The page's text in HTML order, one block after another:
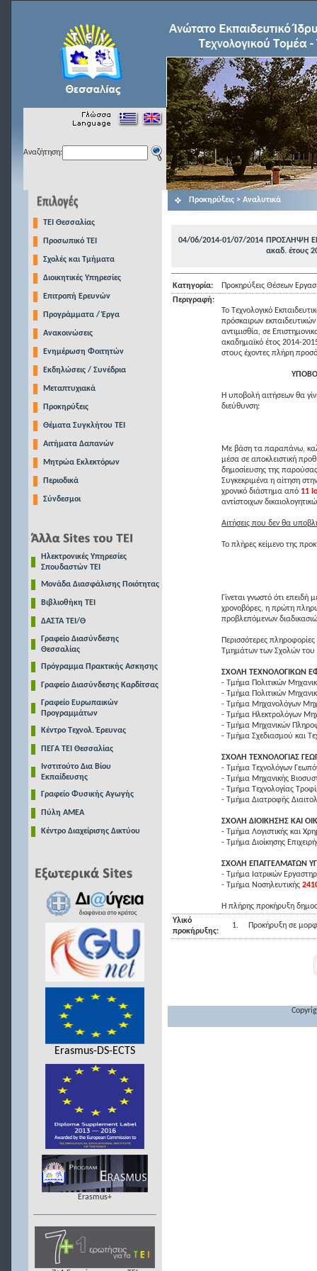
Αναζήτηση:
TEI Θεσσαλίας
Προσωπικό ΤΕΙ
Σχολές και Τμήματα
Διοικητικές Υπηρεσίες
Επιτροπή Ερευνών
Προγράμματα / Έργα
Ανακοινώσεις
Ενημέρωση Φοιτητών
Εκδηλώσεις / Συνέδρια
Μεταπτυχιακά
Προκηρύξεις
Θέματα Συγκλήτου ΤΕΙ
Αιτήματα Δαπανών
Μητρώα Εκλεκτόρων
Περιοδικά
Σύνδεσμοι
Ηλεκτρονικές Υπηρεσίες
Σπουδαστών ΤΕΙ
Μονάδα Διασφάλισης Ποιότητας
Βιβλιοθήκη ΤΕΙ
ΔΑΣΤΑ ΤΕΙ/Θ
Γραφείο Διασύνδεσης
Θεσσαλίας
Πρόγραμμα Πρακτικής Ασκησης
Γραφείο Διασύνδεσης Καρδίτσας
Γραφείο Ευρωπαικών
Προγραμμάτων
Κέντρο Τεχνολ. Έρευνας
ΠΕΓΑ ΤΕΙ Θεσσαλίας
Ινστιτούτο Δια Βίου
Εκπαίδευσης
Γραφείο Φυσικής Αγωγής
Πύλη ΑΜΕΑ
Κέντρο Διαχείρισης Δικτύου
Erasmus-DS-ECTS
Erasmus+
Προκηρύξεις > Αναλυτικά
04/06/2014-01/07/2014 ΠΡΟΣΛΗΨΗ
ακαδ. έτους
Κατηγορία:
Προκηρύξεις Θέσεων
Περιγραφή:
Το Τεχνολογικό
πρόσκαιρων
αντιμισθία, σε
ακαδημαϊκό έτος 2014-
στους έχοντες πλήρη
Η υποβολή αιτήσεων θα
διεύθυνση:
Με βάση τα παραπάνω,
μέσα σε αποκλειστική
δημοσίευσης της
Συγκεκριμένα η αίτηση
χρονικό διάστημα από 11
αντίστοιχων
Αιτήσεις που δεν θα
Το πλήρες κείμενο της
Γίνεται γνωστό ότι επειδή
χρονοβόρες, η πρώτη
προβλεπόμενων
Περισσότερες
Τμημάτων των Σχολών του
ΣΧΟΛΗ ΤΕΧΝΟΛΟΓΙΚΩΝ
- Τμήμα Πολιτικών
- Τμήμα Πολιτικών
- Τμήμα Μηχανολόγων
- Τμήμα Ηλεκτρολόγων
- Τμήμα Μηχανικών
- Τμήμα Σχεδιασμού και
ΣΧΟΛΗ ΤΕΧΝΟΛΟΓΙΑΣ
- Τμήμα Τεχνολόγων
- Τμήμα Μηχανικής
- Τμήμα Τεχνολογίας
- Τμήμα Διατροφής
ΣΧΟΛΗ ΔΙΟΙΚΗΣΗΣ ΚΑΙ
- Τμήμα Λογιστικής και
- Τμήμα Διοίκησης
ΣΧΟΛΗ ΕΠΑΓΓΕΛΜΑΤΩΝ
- Τμήμα Ιατρικών
- Τμήμα Νοσηλευτικής
Η πλήρης προκήρυξη
Υλικό
προκήρυξης:
1. Προκήρυξη σε